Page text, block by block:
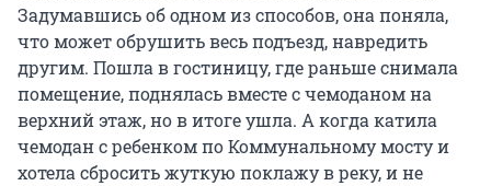
Задумавшись об одном из способов, она поняла,
что может обрушить весь подъезд, навредить
другим. Пошла в гостиницу, где раньше снимала
помещение, поднялась вместе с чемоданом на
верхний этаж, но в итоге ушла. А когда катила
чемодан с ребенком по Коммунальному мосту и
хотела сбросить жуткую поклажу в реку, и не